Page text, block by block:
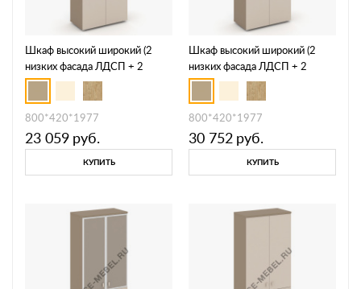
Шкаф высокий широкий (2
низких фасада ЛДСП + 2
средних фасада стекло сатин
матовый) ES.ST-1.2
800*420*1977
23 059 руб.
КУПИТЬ
Шкаф высокий широкий (2
низких фасада ЛДСП + 2
средних фасада стекло в раме
сатин матовый) ES.ST-1.2R
800*420*1977
30 752 руб.
КУПИТЬ